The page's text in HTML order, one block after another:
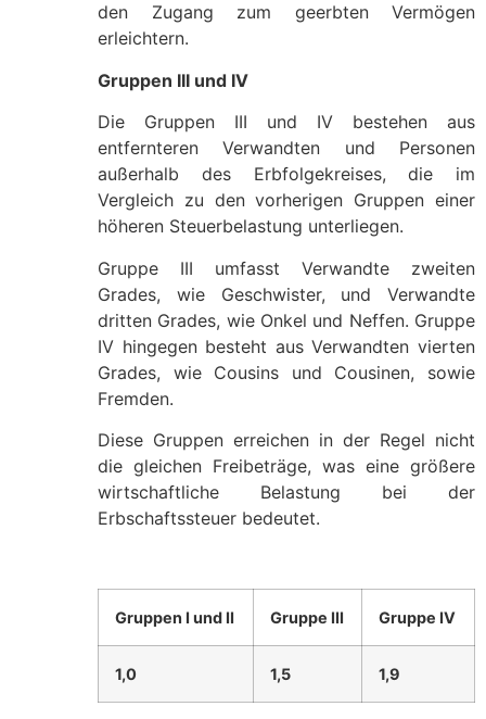
den Zugang zum geerbten Vermögen
erleichtern.
Gruppen III und IV
Die Gruppen III und IV bestehen aus
entfernteren Verwandten und Personen
außerhalb des Erbfolgekreises, die im
Vergleich zu den vorherigen Gruppen einer
höheren Steuerbelastung unterliegen.
Gruppe III umfasst Verwandte zweiten
Grades, wie Geschwister, und Verwandte
dritten Grades, wie Onkel und Neffen. Gruppe
IV hingegen besteht aus Verwandten vierten
Grades, wie Cousins und Cousinen, sowie
Fremden.
Diese Gruppen erreichen in der Regel nicht
die gleichen Freibeträge, was eine größere
wirtschaftliche Belastung bei der
Erbschaftssteuer bedeutet.
Gruppen I und II Gruppe III Gruppe IV
1,0 1,5 1,9